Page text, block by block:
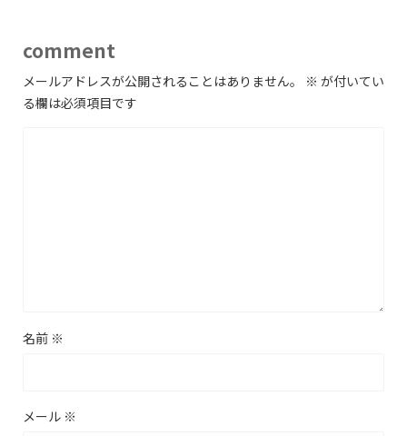
comment
メールアドレスが公開されることはありません。 ※ が付いてい
る欄は必須項目です
名前 ※
メール ※